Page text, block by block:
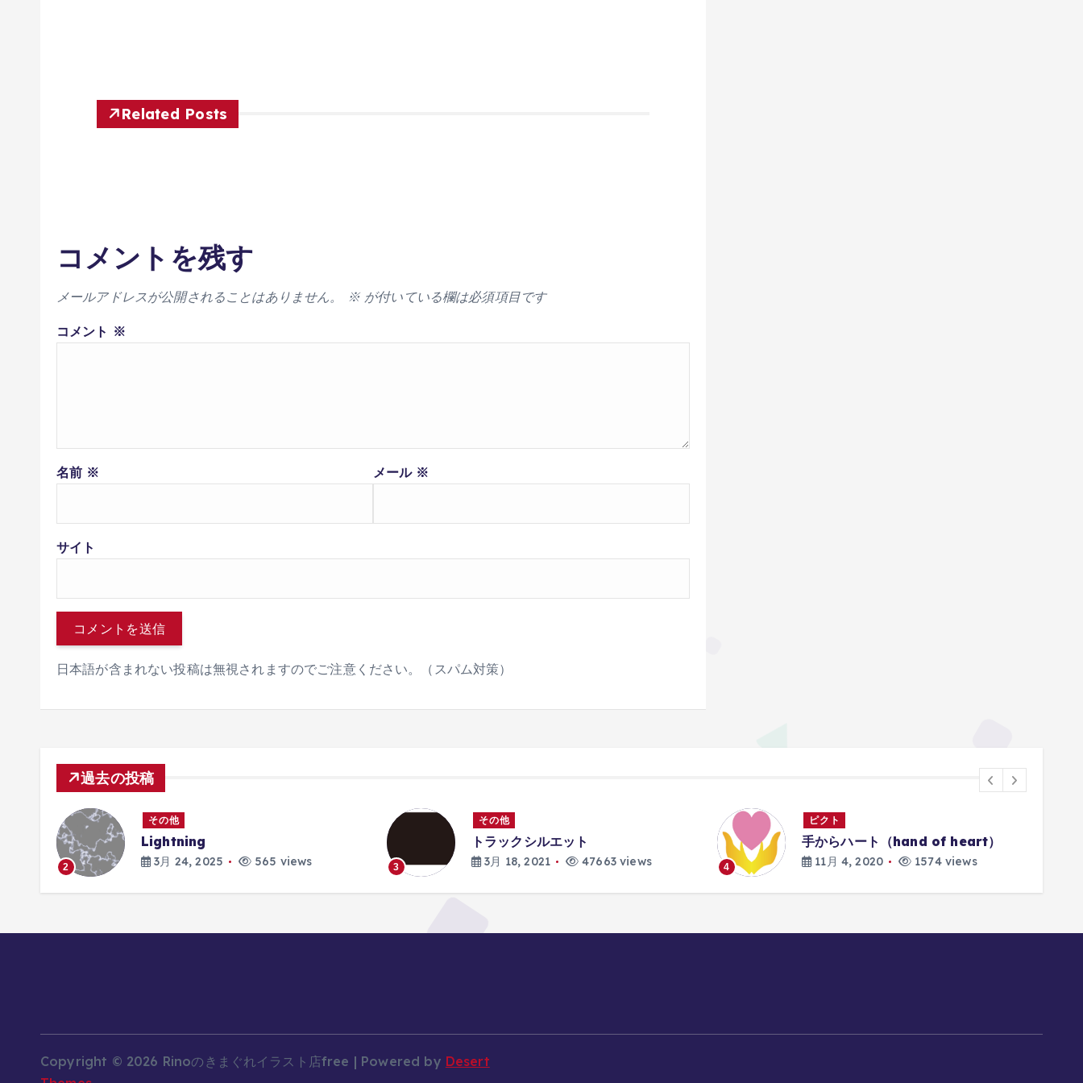
Related Posts
コメントを残す
メールアドレスが公開されることはありません。 ※が付いている欄は必須項目です
コメント ※
名前 ※ メール ※
サイト
日本語が含まれない投稿は無視されますのでご注意ください。（スパム対策）
過去の投稿
2
その他
Lightning
3月 24, 2025 565 views 3
その他
トラックシルエット
3月 18, 2021 47663 views 4
ピクト
手からハート（hand of heart）
11月 4, 2020 1574 views
Copyright © 2026 Rinoのきまぐれイラスト店free | Powered by Desert